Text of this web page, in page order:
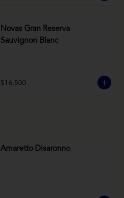
Novas Gran Reserva
Sauvignon Blanc
$16.500
Amaretto Disaronno